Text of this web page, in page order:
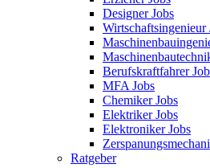
Designer Jobs
Wirtschaftsingenieur
Berufskraftfahrer
MFA Jobs
Chemiker Jobs
Elektriker Jobs
Elektroniker Jobs
Ratgeber